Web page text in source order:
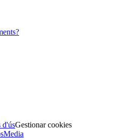
d'úsGestionar cookies